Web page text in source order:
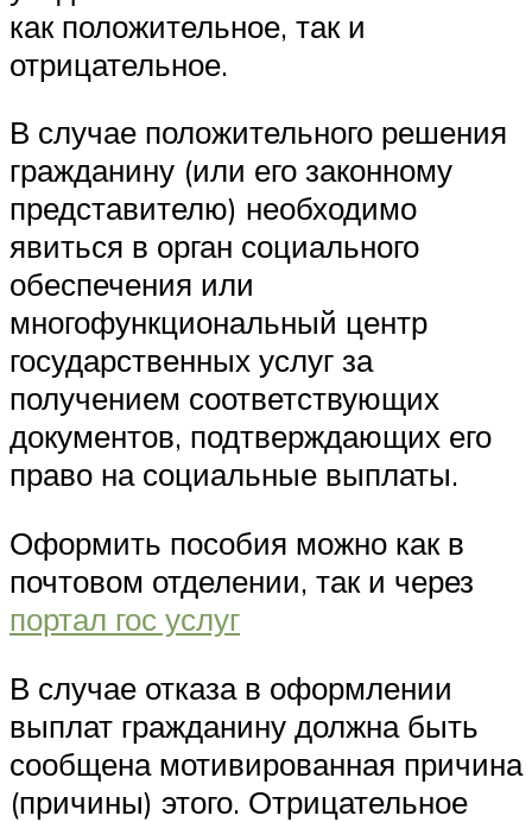
как положительное, так и
отрицательное.
В случае положительного решения
гражданину (или его законному
представителю) необходимо
явиться в орган социального
обеспечения или
многофункциональный центр
государственных услуг за
получением соответствующих
документов, подтверждающих его
право на социальные выплаты.
Оформить пособия можно как в
почтовом отделении, так и через
портал гос услуг
В случае отказа в оформлении
выплат гражданину должна быть
сообщена мотивированная причина
(причины) этого. Отрицательное